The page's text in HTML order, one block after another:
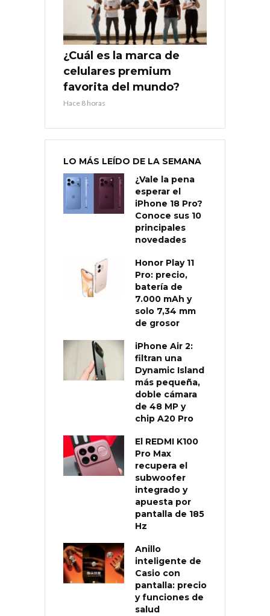
¿Cuál es la marca de
celulares premium
favorita del mundo?
Hace 8 horas
LO MÁS LEÍDO DE LA SEMANA
¿Vale la pena
esperar el
iPhone 18 Pro?
Conoce sus 10
principales
novedades
Honor Play 11
Pro: precio,
batería de
7.000 mAh y
solo 7,34 mm
de grosor
iPhone Air 2:
filtran una
Dynamic Island
más pequeña,
doble cámara
de 48 MP y
chip A20 Pro
El REDMI K100
Pro Max
recupera el
subwoofer
integrado y
apuesta por
pantalla de 185
Hz
Anillo
inteligente de
Casio con
pantalla: precio
y funciones de
salud